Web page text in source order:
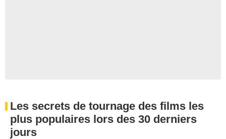
Les secrets de tournage des films les
plus populaires lors des 30 derniers
jours